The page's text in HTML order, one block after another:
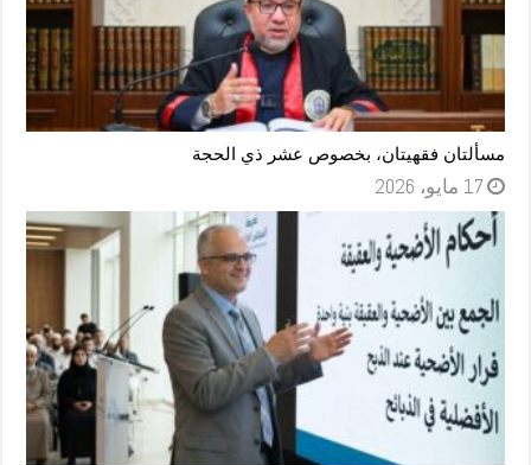
مسألتان فقهيتان، بخصوص عشر ذي الحجة
17 مايو، 2026